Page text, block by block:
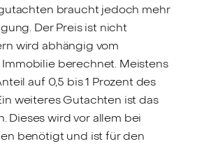
braucht jedoch mehr
Der Preis ist nicht
wird abhängig vom
berechnet. Meistens
auf 0,5 bis 1 Prozent des
weiteres Gutachten ist das
Dieses wird vor allem bei
benötigt und ist für den